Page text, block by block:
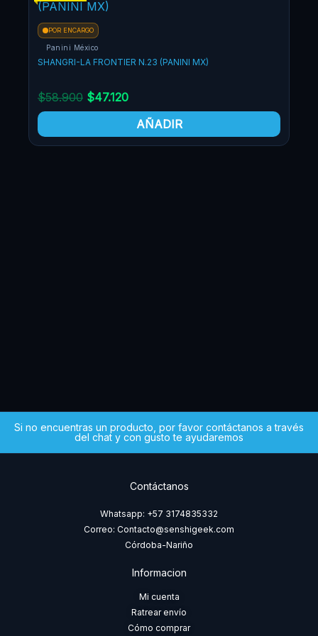
POR ENCARGO
Panini México
SHANGRI-LA FRONTIER N.23 (PANINI MX)
$58.900 $47.120
AÑADIR
Si no encuentras un producto, por favor contáctanos a través
del chat y con gusto te ayudaremos
Contáctanos
Whatsapp: +57 3174835332
Correo: Contacto@senshigeek.com
Córdoba-Nariño
Informacion
Mi cuenta
Ratrear envío
Cómo comprar